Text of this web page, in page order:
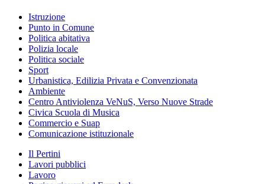
Istruzione
Punto in Comune
Politica abitativa
Polizia locale
Politica sociale
Sport
Urbanistica, Edilizia Privata e Convenzionata
Ambiente
Centro Antiviolenza VeNuS, Verso Nuove Strade
Civica Scuola di Musica
Commercio e Suap
Comunicazione istituzionale
Il Pertini
Lavori pubblici
Lavoro